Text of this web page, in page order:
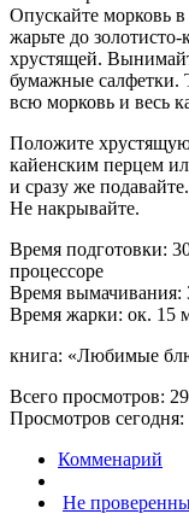
Опускайте морковь
жарьте до
хрустящей.
бумажные салфетки.
всю морковь и весь
Положите
кайенским перцем
и сразу же
Не накрывайте.
Время подготовки:
процессоре
Время вымачивания:
Время жарки: ок. 15
книга: «Любимые
Всего просмотров:
Просмотров сегодня:
Комменарий
Не